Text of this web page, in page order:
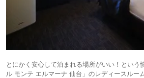
とにかく安心して泊まれる場所がいい！という
ル モンテ エルマーナ 仙台」のレディースルー